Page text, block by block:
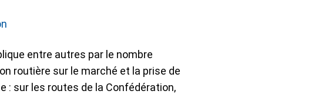
entre autres par le nombre
routière sur le marché et la prise de
: sur les routes de la Confédération,